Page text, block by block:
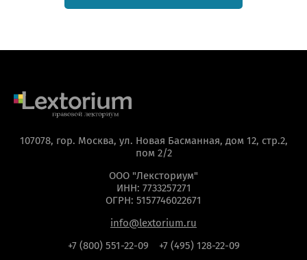
107078, гор. Москва, ул. Новая Басманная, дом 12, стр.2,
пом 2/2
ООО "Лексториум"
ИНН: 7733257271
ОГРН: 5157746022671
info@lextorium.ru
+7 (800) 551-22-09
+7 (495) 128-22-09